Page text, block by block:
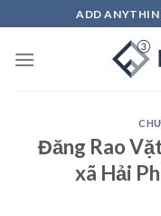
to
content
ADD
Đăng Rao
xã Hải